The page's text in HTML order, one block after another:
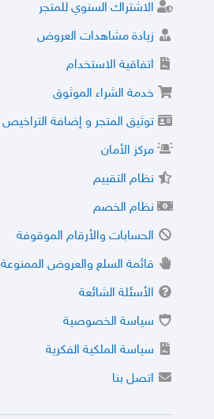
الاشتراك السنوي للمتجر
زيادة مشاهدات العروض
اتفاقية الاستخدام
خدمة الشراء الموثوق
توثيق المتجر و إضافة التراخيص
مركز الأمان
نظام التقييم
نظام الخصم
الحسابات والأرقام الموقوفة
قائمة السلع والعروض الممنوعة
الأسئلة الشائعة
سياسة الخصوصية
سياسة الملكية الفكرية
اتصل بنا